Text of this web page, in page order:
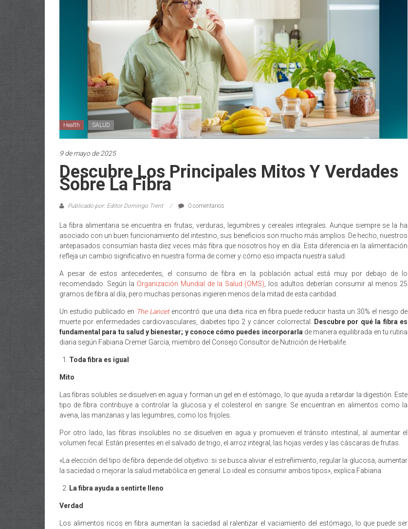
Health SALUD
9 de mayo de 2025
Descubre Los Principales Mitos Y Verdades
Sobre La Fibra
Publicado por: Editor Domingo Trent 0 comentarios
La fibra alimentaria se encuentra en frutas, verduras, legumbres y cereales integrales. Aunque siempre se la ha
asociado con un buen funcionamiento del intestino, sus beneficios son mucho más amplios. De hecho, nuestros
antepasados consumían hasta diez veces más fibra que nosotros hoy en día. Esta diferencia en la alimentación
refleja un cambio significativo en nuestra forma de comer y cómo eso impacta nuestra salud.
A pesar de estos antecedentes, el consumo de fibra en la población actual está muy por debajo de lo
recomendado. Según la Organización Mundial de la Salud (OMS) , los adultos deberían consumir al menos 25
gramos de fibra al día, pero muchas personas ingieren menos de la mitad de esta cantidad.
Un estudio publicado en The Lancetencontró que una dieta rica en fibra puede reducir hasta un 30% el riesgo de
muerte por enfermedades cardiovasculares, diabetes tipo 2 y cáncer colorrectal.
Descubre por qué la fibra es
fundamental para tu salud y bienestar; y conoce cómo puedes incorporarla de manera equilibrada en tu rutina
diaria según Fabiana Cremer García, miembro del Consejo Consultor de Nutrición de Herbalife.
Toda fibra es igual
Mito
Las fibras solubles se disuelven en agua y forman un gel en el estómago, lo que ayuda a retardar la digestión. Este
tipo de fibra contribuye a controlar la glucosa y el colesterol en sangre. Se encuentran en alimentos como la
avena, las manzanas y las legumbres, como los frijoles.
Por otro lado, las fibras insolubles no se disuelven en agua y promueven el tránsito intestinal, al aumentar el
volumen fecal. Están presentes en el salvado de trigo, el arroz integral, las hojas verdes y las cáscaras de frutas.
«La elección del tipo de fibra depende del objetivo: si se busca aliviar el estreñimiento, regular la glucosa, aumentar
la saciedad o mejorar la salud metabólica en general. Lo ideal es consumir ambos tipos», explica Fabiana.
La fibra ayuda a sentirte lleno
Verdad
Los alimentos ricos en fibra aumentan la saciedad al ralentizar el vaciamiento del estómago, lo que puede ser